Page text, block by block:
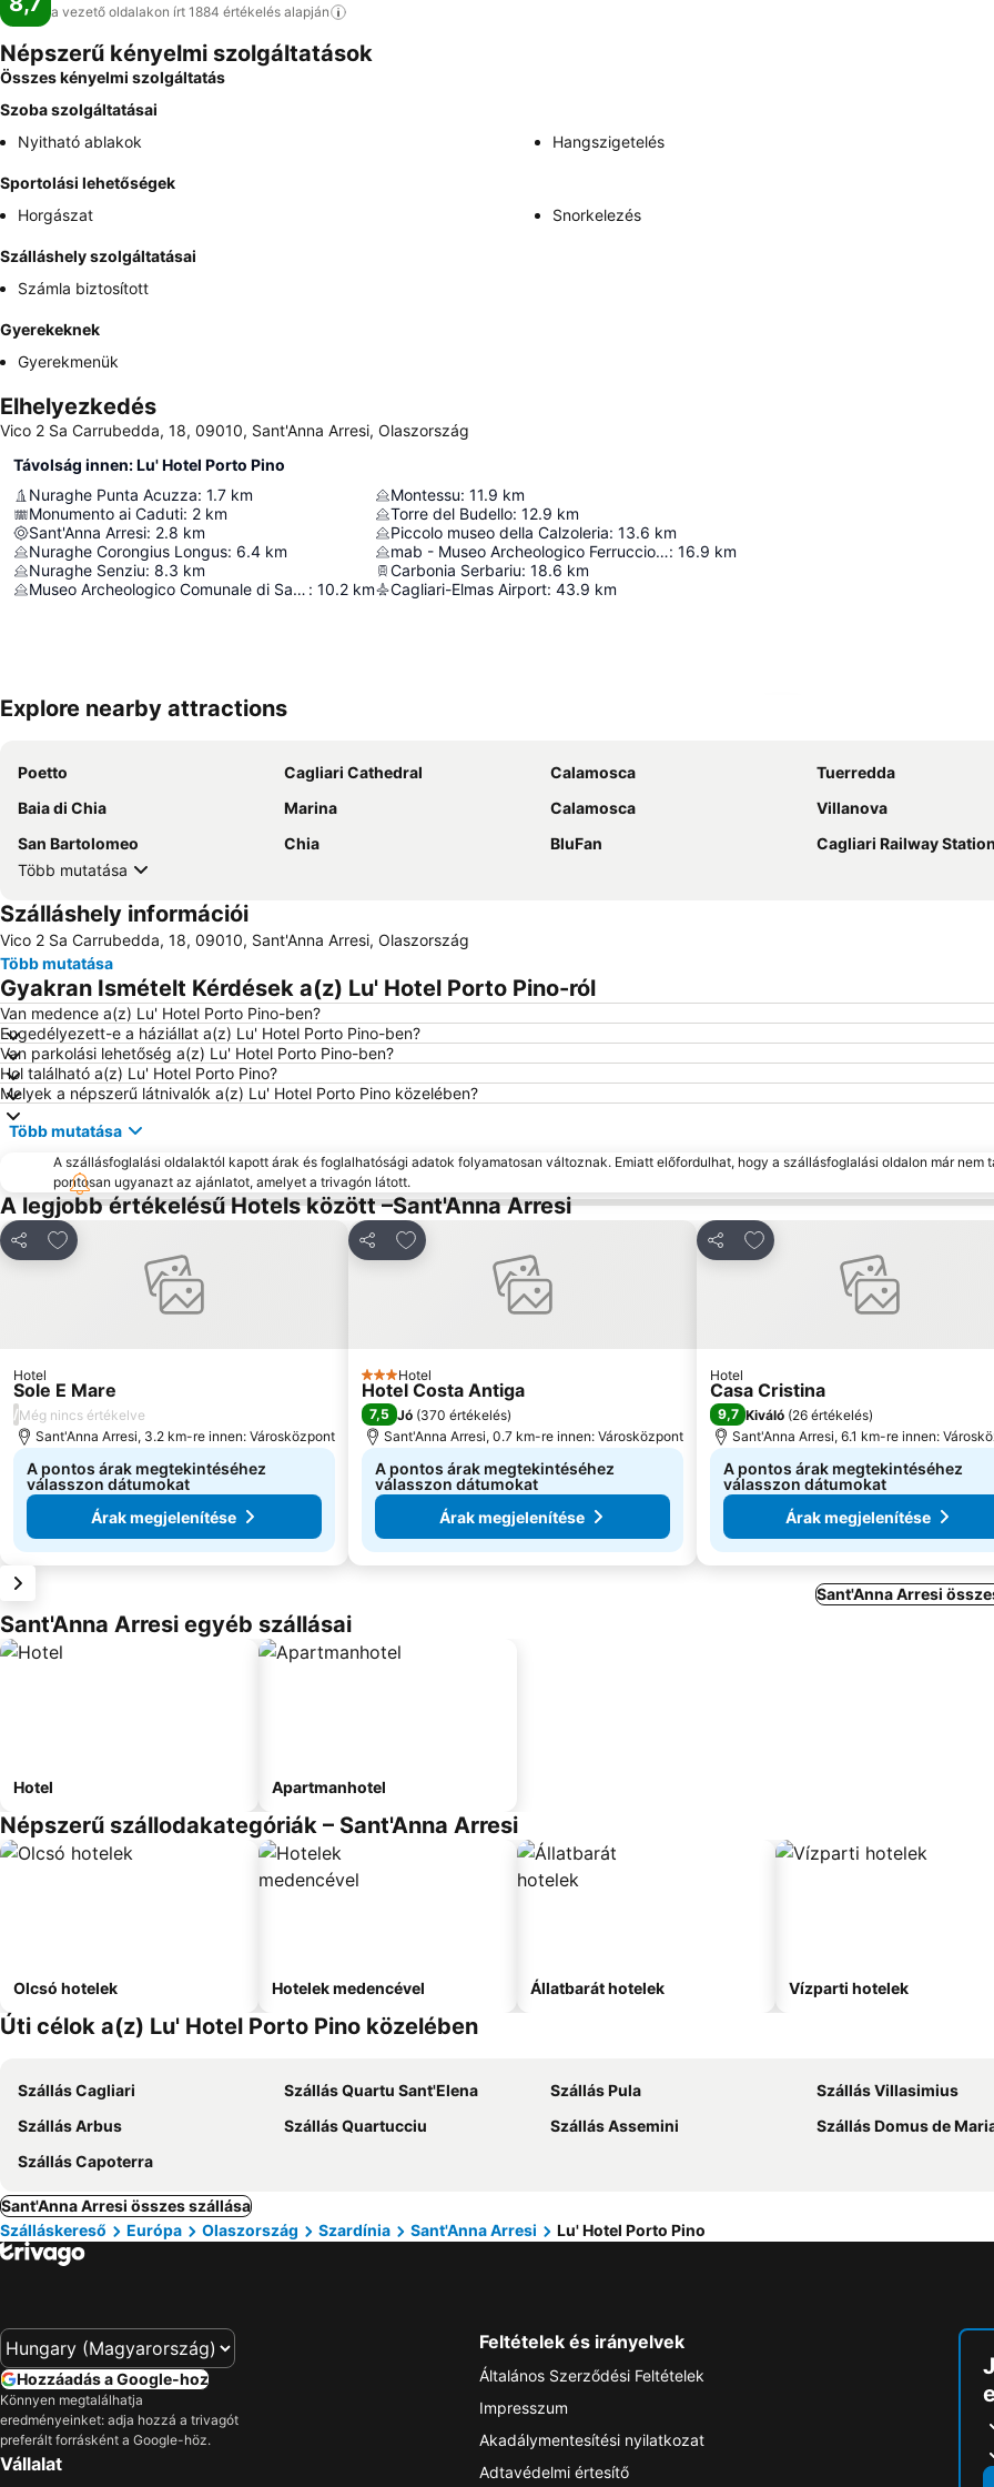
a vezető oldalakon írt 1884 értékelés alapján
Népszerű kényelmi szolgáltatások
Összes kényelmi szolgáltatás
Szoba szolgáltatásai
Nyitható ablakok
Hangszigetelés
Sportolási lehetőségek
Horgászat
Snorkelezés
Szálláshely szolgáltatásai
Számla biztosított
Gyerekeknek
Gyerekmenük
Elhelyezkedés
Vico 2 Sa Carrubedda, 18, 09010, Sant'Anna Arresi, Olaszország
Távolság innen: Lu' Hotel Porto Pino
Nuraghe Punta Acuzza: 1.7 km
Monumento ai Caduti: 2 km
Sant'Anna Arresi: 2.8 km
Nuraghe Corongius Longus: 6.4 km
Nuraghe Senziu: 8.3 km
Museo Archeologico Comunale di Santadi : 10.2 km
Montessu: 11.9 km
Torre del Budello: 12.9 km
Piccolo museo della Calzoleria: 13.6 km
mab - Museo Archeologico Ferruccio Barreca: 16.9 km
Carbonia Serbariu: 18.6 km
Cagliari-Elmas Airport: 43.9 km
Explore nearby attractions
Poetto Cagliari Cathedral Calamosca
Tuerredda
Baia di Chia
Marina Calamosca
Villanova
San Bartolomeo
Chia BluFan
Cagliari Railway
Több mutatása
Szálláshely információi
Vico 2 Sa Carrubedda, 18, 09010, Sant'Anna Arresi, Olaszország
Több mutatása
Gyakran Ismételt Kérdések a(z) Lu' Hotel Porto Pino-ról
Van medence a(z) Lu' Hotel Porto Pino-ben?
Engedélyezett-e a háziállat a(z) Lu' Hotel Porto Pino-ben?
Van parkolási lehetőség a(z) Lu' Hotel Porto Pino-ben?
Hol található a(z) Lu' Hotel Porto Pino?
Melyek a népszerű látnivalók a(z) Lu' Hotel Porto Pino közelében?
Több mutatása
A szállásfoglalási oldalaktól kapott árak és foglalhatósági adatok folyamatosan változnak. Emiatt előfordulhat, hogy a szállásfoglalási oldalon már nem
pontosan ugyanazt az ajánlatot, amelyet a trivagón látott.
A legjobb értékelésű Hotels között –Sant'Anna Arresi
Megosztás
Hozzáadás a kedvencekhez
Hotel
Sole E Mare
/Még nincs értékelve
Sant'Anna Arresi, 3.2 km-re innen: Városközpont
A pontos árak megtekintéséhez
válasszon dátumokat
Árak megjelenítése
Megosztás
Hozzáadás a kedvencekhez
3 Kategória
Hotel
Hotel Costa Antiga
7,5 Jó (370 értékelés)
Sant'Anna Arresi, 0.7 km-re innen: Városközpont
A pontos árak megtekintéséhez
válasszon dátumokat
Árak megjelenítése
Megosztás
Hozzáadás a kedvencekhez
Hotel
Casa Cristina
9,7 Kiváló (26 értékelés)
Sant'Anna Arresi, 6.1 km-re innen:
A pontos árak megtekintéséhez
válasszon dátumokat
Árak megjelenítése
Sant'Anna Arresi
Sant'Anna Arresi egyéb szállásai
Hotel Apartmanhotel
Népszerű szállodakategóriák – Sant'Anna Arresi
Olcsó hotelek Hotelek medencével Állatbarát hotelek Vízparti hotelek
Úti célok a(z) Lu' Hotel Porto Pino közelében
Szállás Cagliari Szállás Quartu Sant'Elena Szállás Pula
Szállás Villasimius
Szállás Arbus
Szállás Quartucciu Szállás Assemini
Szállás Domus de
Szállás Capoterra
Sant'Anna Arresi összes szállása
Szálláskereső
Európa Olaszország Szardínia Sant'Anna Arresi Lu' Hotel Porto Pino
Hozzáadás a Google-hoz
Könnyen megtalálhatja
eredményeinket: adja hozzá a trivagót
preferált forrásként a Google-höz.
Vállalat
Feltételek és irányelvek
Általános Szerződési Feltételek
Impresszum
Akadálymentesítési nyilatkozat
Adtavédelmi értesítő